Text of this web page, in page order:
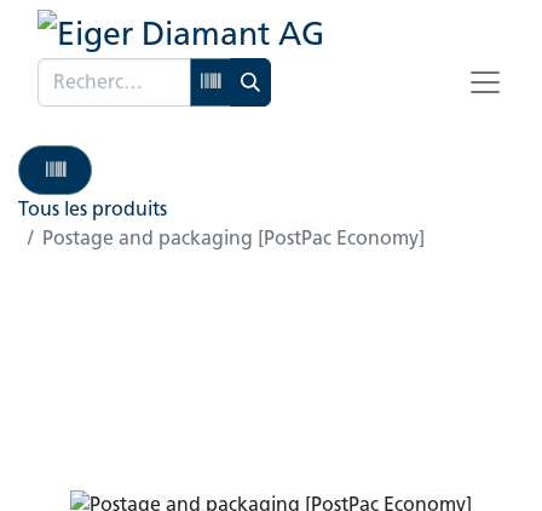
Tous les produits
Postage and packaging [PostPac Economy]